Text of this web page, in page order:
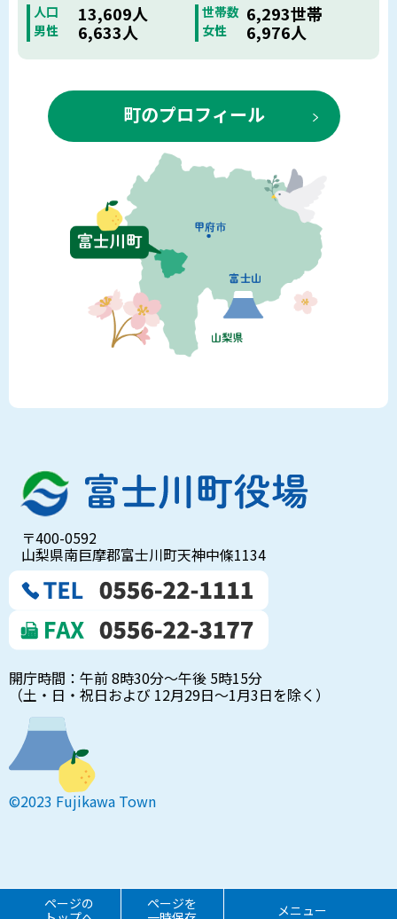
ページの
ページを
メニュー
人口 13,609人 世帯数 6,293世帯
男性 6,633人 女性 6,976人
町のプロフィール
〒400-0592
山梨県南巨摩郡富士川町天神中條1134
開庁時間：午前 8時30分～午後 5時15分
（土・日・祝日および 12月29日～1月3日を除く）
©2023 Fujikawa Town